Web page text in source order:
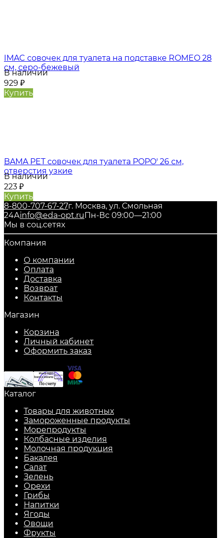
IMAC совочек для туалета на подставке ROMEO 28
см, серо-бежевый
В наличии
929 ₽
Купить
BAMA PET совочек для туалета POPO' 26 см,
отверстия узкие
В наличии
223 ₽
Купить
8-800-707-67-27г. Москва, ул. Смольная
24Аinfo@eda-opt.ruПн-Вс 09:00—21:00
Мы в соц.сетях
Компания
О компании
Оплата
Доставка
Возврат
Контакты
Магазин
Корзина
Личный кабинет
Оформить заказ
Каталог
Товары для животных
Замороженные продукты
Морепродукты
Колбасные изделия
Молочная продукция
Бакалея
Салат
Зелень
Орехи
Грибы
Напитки
Ягоды
Овощи
Фрукты